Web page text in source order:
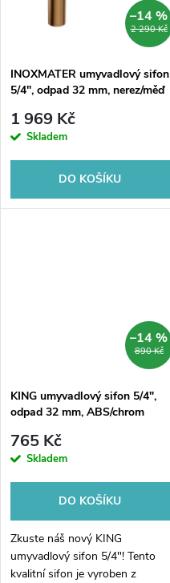
ů
2 290 Kč
–14 %
INOXMATER umyvadlový sifon
5/4", odpad 32 mm, nerez/měď
1 969 Kč
Skladem
DO KOŠÍKU
890 Kč
–14 %
KING umyvadlový sifon 5/4",
odpad 32 mm, ABS/chrom
765 Kč
Skladem
DO KOŠÍKU
Zkuste náš nový KING
umyvadlový sifon 5/4"! Tento
kvalitní sifon je vyroben z